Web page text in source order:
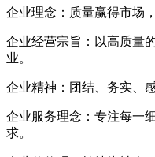
企业理念：质量赢得市场
企业经营宗旨：以高质量
业。
企业精神：团结、务实、
企业服务理念：专注每一
求。